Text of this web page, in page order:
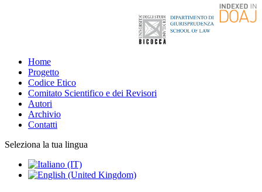
Home
Progetto
Codice Etico
Comitato Scientifico e dei Revisori
Autori
Archivio
Contatti
Seleziona la tua lingua